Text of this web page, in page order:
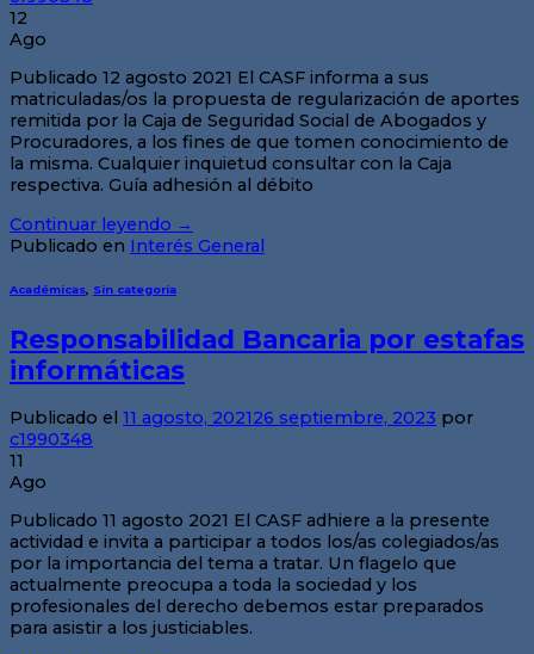
12
Ago
Publicado 12 agosto 2021 El CASF informa a sus
matriculadas/os la propuesta de regularización de aportes
remitida por la Caja de Seguridad Social de Abogados y
Procuradores, a los fines de que tomen conocimiento de
la misma. Cualquier inquietud consultar con la Caja
respectiva. Guía adhesión al débito
Continuar leyendo →
Publicado en Interés General
Académicas Sin categoria
Responsabilidad Bancaria por estafas
informáticas
Publicado el 11 agosto, 202126 septiembre, 2023 por
c1990348
11
Ago
Publicado 11 agosto 2021 El CASF adhiere a la presente
actividad e invita a participar a todos los/as colegiados/as
por la importancia del tema a tratar. Un flagelo que
actualmente preocupa a toda la sociedad y los
profesionales del derecho debemos estar preparados
para asistir a los justiciables.